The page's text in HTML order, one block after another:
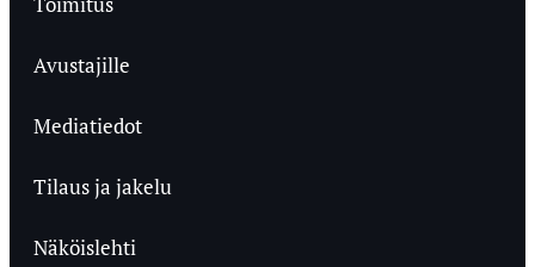
Avustajille
Mediatiedot
Tilaus ja jakelu
Näköislehti